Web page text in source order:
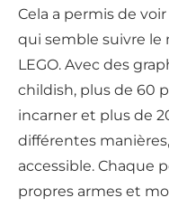
Cela a permis de
qui semble suivre le
LEGO. Avec des
childish, plus de 60
incarner et plus de
différentes
accessible. Chaque
propres armes et